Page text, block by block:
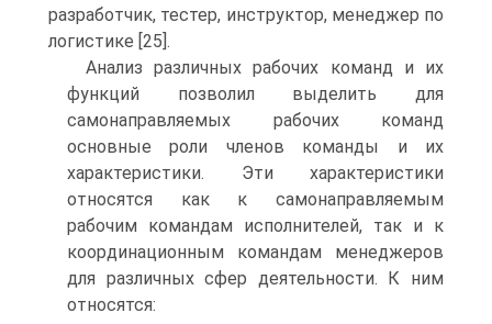
разработчик, тестер, инструктор, менеджер по
логистике [25].
Анализ различных рабочих команд и их
функций позволил выделить для
самонаправляемых рабочих команд
основные роли членов команды и их
характеристики. Эти характеристики
относятся как к самонаправляемым
рабочим командам исполнителей, так и к
координационным командам менеджеров
для различных сфер деятельности. К ним
относятся: